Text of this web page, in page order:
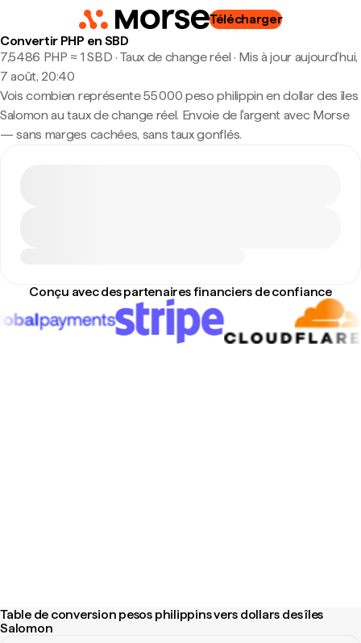
Télécharger
Convertir PHP en SBD
7,5486 PHP ≈ 1 SBD · Taux de change réel · Mis à jour aujourd’hui,
7 août, 20:40
Vois combien représente 55 000 peso philippin en dollar des îles
Salomon au taux de change réel. Envoie de l'argent avec Morse
— sans marges cachées, sans taux gonflés.
Conçu avec des partenaires financiers de confiance
Table de conversion pesos philippins vers dollars des îles
Salomon